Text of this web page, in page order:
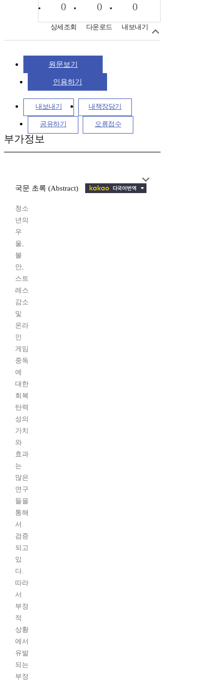
0
상세조회
0
다운로드
0
내보내기
원문보기
인용하기
내보내기 내책장담기
공유하기 오류접수
부가정보
국문 초록 (Abstract)
청소
년의
우
울,
불
안,
스트
레스
감소
및
온라
인
게임
중독
에
대한
회복
탄력
성의
가치
와
효과
는
많은
연구
들을
통해
서
검증
되고
있
다.
따라
서
부정
적
상황
에서
유발
되는
부정